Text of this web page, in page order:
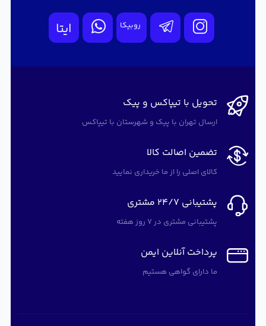
روبیکا ایتا
تحویل با تیپاکس و پیک
ارسال تهران با پیک و شهرستان با تیپاکس
تضمین اصالت کالا
کالای اصلی را از ما خریداری نمایید
پشتیبانی 24/7 مشتری
پشتیبانی مشتری در 7 روز هفته
پرداخت آنلاین ایمن
ما دارای گواهی هستیم